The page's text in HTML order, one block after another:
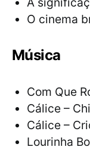
O cinema
Música
Com Que
Cálice –
Cálice –
Lourinha